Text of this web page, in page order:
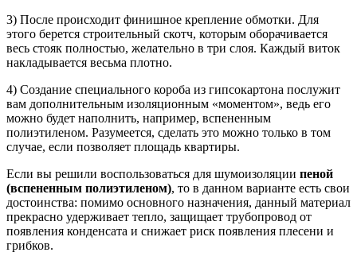
3) После происходит финишное крепление обмотки. Для
этого берется строительный скотч, которым оборачивается
весь стояк полностью, желательно в три слоя. Каждый виток
накладывается весьма плотно.
4) Создание специального короба из гипсокартона послужит
вам дополнительным изоляционным «моментом», ведь его
можно будет наполнить, например, вспененным
полиэтиленом. Разумеется, сделать это можно только в том
случае, если позволяет площадь квартиры.
Если вы решили воспользоваться для шумоизоляции пеной
(вспененным полиэтиленом), то в данном варианте есть свои
достоинства: помимо основного назначения, данный материал
прекрасно удерживает тепло, защищает трубопровод от
появления конденсата и снижает риск появления плесени и
грибков.